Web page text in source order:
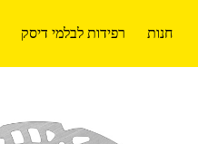
חנות רפידות לבלמי דיסק